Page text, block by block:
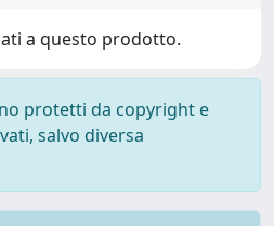
a questo prodotto.
protetti da copyright e
salvo diversa